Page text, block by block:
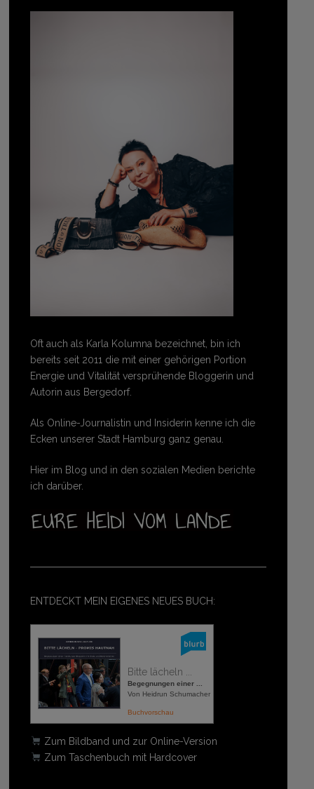
Oft auch als Karla Kolumna bezeichnet, bin ich
bereits seit 2011 die mit einer gehörigen Portion
Energie und Vitalität versprühende Bloggerin und
Autorin aus Bergedorf.
Als Online-Journalistin und Insiderin kenne ich die
Ecken unserer Stadt Hamburg ganz genau.
Hier im Blog und in den sozialen Medien berichte
ich darüber.
ENTDECKT MEIN EIGENES NEUES BUCH:
Bitte lächeln ...
Begegnungen einer ...
Von Heidrun Schumacher
Buchvorschau
Zum Bildband und zur Online-Version
Zum Taschenbuch mit Hardcover